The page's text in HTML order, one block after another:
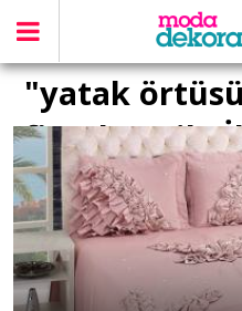
"yatak
fiyatları" ile